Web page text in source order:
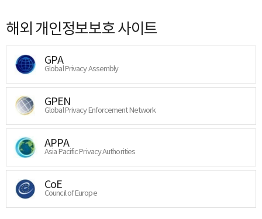
해외 개인정보보호 사이트
GPA
Global Privacy Assembly
GPEN
Global Privacy Enforcement Network
APPA
Asia Pacific Privacy Authorities
CoE
Council of Europe